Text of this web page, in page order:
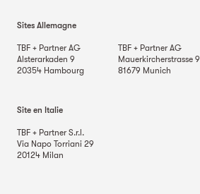
Sites Allemagne
TBF + Partner AG
Alsterarkaden 9
20354 Hambourg
TBF + Partner AG
Mauerkircherstrasse 9
81679 Munich
Site en Italie
TBF + Partner S.r.l.
Via Napo Torriani 29
20124 Milan